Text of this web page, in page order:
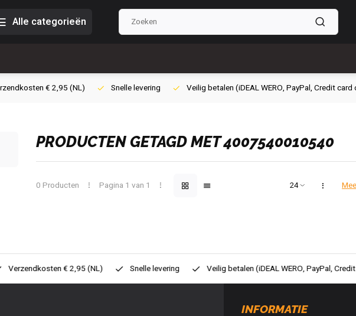
Alle categorieën
Snelle levering Veilig betalen (iDEAL WERO, PayPal, Credit card of Achteraf betalen)
PRODUCTEN GETAGD MET 4007540010540
0 Producten Pagina 1 van 1
Snelle levering Veilig betalen (iDEAL WERO, PayPal, Credit card of Achteraf betalen)
INFORMATIE